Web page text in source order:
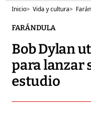
Inicio> Vida y cultura>
FARÁNDULA
Bob Dylan
para lanzar
estudio